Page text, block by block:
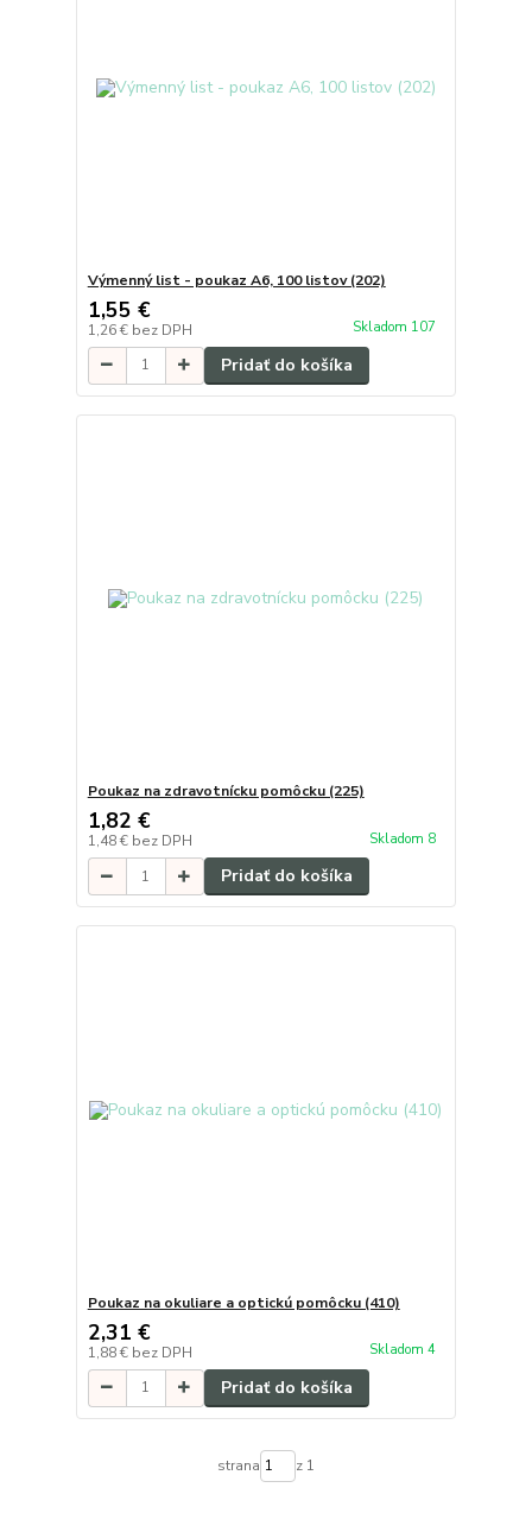
Výmenný list - poukaz A6, 100 listov (202)
1,55 €
1,26 € bez DPH Skladom 107
Pridať do košíka
Poukaz na zdravotnícku pomôcku (225)
1,82 €
1,48 € bez DPH Skladom 8
Pridať do košíka
Poukaz na okuliare a optickú pomôcku (410)
2,31 €
1,88 € bez DPH Skladom 4
Pridať do košíka
strana z 1